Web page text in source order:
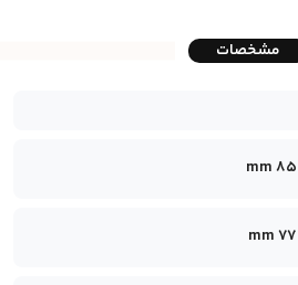
مشخصات
85 mm
77 mm